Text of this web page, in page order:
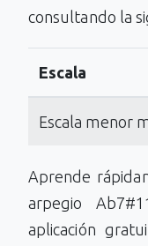
consultando la
Escala
Escala menor
Aprende
arpegio
aplicación